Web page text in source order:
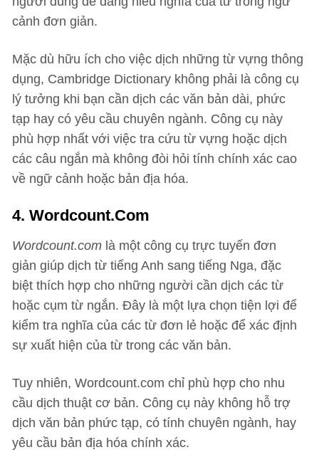
cảnh đơn giản.
Mặc dù hữu ích cho việc dịch những từ vựng thông
dụng, Cambridge Dictionary không phải là công cụ
lý tưởng khi bạn cần dịch các văn bản dài, phức
tạp hay có yêu cầu chuyên ngành. Công cụ này
phù hợp nhất với việc tra cứu từ vựng hoặc dịch
các câu ngắn mà không đòi hỏi tính chính xác cao
về ngữ cảnh hoặc bản địa hóa.
4. Wordcount.com
Wordcount.com là một công cụ trực tuyến đơn
giản giúp dịch từ tiếng Anh sang tiếng Nga, đặc
biệt thích hợp cho những người cần dịch các từ
hoặc cụm từ ngắn. Đây là một lựa chọn tiện lợi để
kiểm tra nghĩa của các từ đơn lẻ hoặc để xác định
sự xuất hiện của từ trong các văn bản.
Tuy nhiên, Wordcount.com chỉ phù hợp cho nhu
cầu dịch thuật cơ bản. Công cụ này không hỗ trợ
dịch văn bản phức tạp, có tính chuyên ngành, hay
yêu cầu bản địa hóa chính xác.